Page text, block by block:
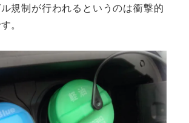
規制が行われるというのは衝撃的
。